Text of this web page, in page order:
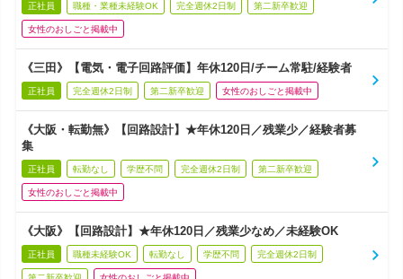
正社員 職種・業種未経験OK 完全週休2日制 第二新卒歓迎
女性のおしごと掲載中
《三田》【電気・電子回路評価】年休120日/チーム常駐/経験者
正社員 完全週休2日制 第二新卒歓迎 女性のおしごと掲載中
《大阪・転勤無》【回路設計】★年休120日／残業少／経験者募
集
正社員 転勤なし 学歴不問 完全週休2日制 第二新卒歓迎
女性のおしごと掲載中
《大阪》【回路設計】★年休120日／残業少なめ／未経験OK
正社員 職種未経験OK 転勤なし 学歴不問 完全週休2日制